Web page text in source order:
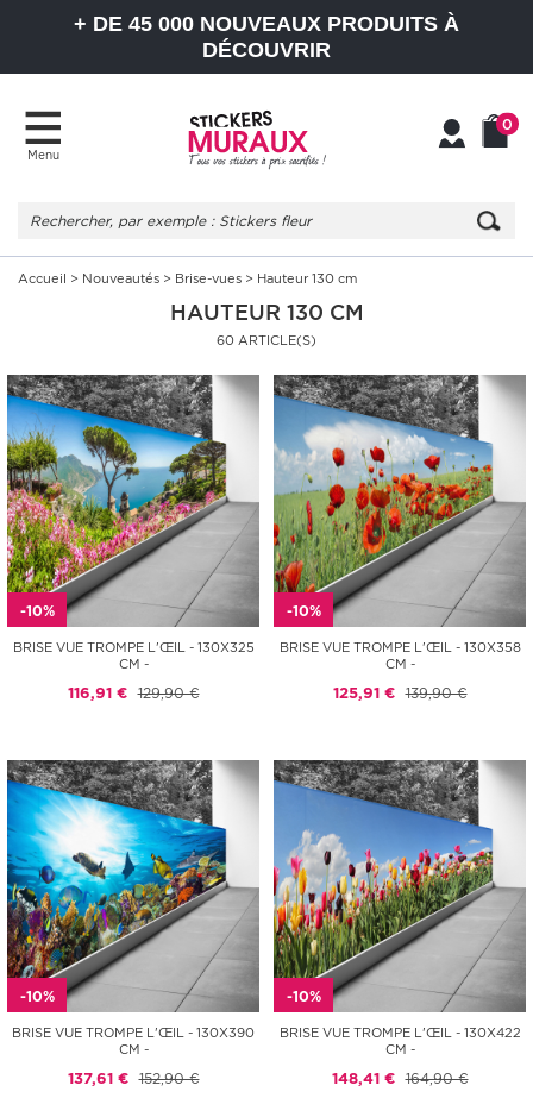
+ DE 45 000 NOUVEAUX PRODUITS À
DÉCOUVRIR
Menu
0
Accueil > Nouveautés > Brise-vues > Hauteur 130 cm
HAUTEUR 130 CM
60 ARTICLE(S)
-10%
BRISE VUE TROMPE L'ŒIL - 130X325
CM -
116,91 € 129,90 €
-10%
BRISE VUE TROMPE L'ŒIL - 130X358
CM -
125,91 € 139,90 €
-10%
BRISE VUE TROMPE L'ŒIL - 130X390
CM -
137,61 € 152,90 €
-10%
BRISE VUE TROMPE L'ŒIL - 130X422
CM -
148,41 € 164,90 €